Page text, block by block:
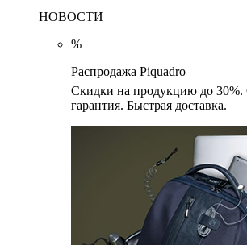
НОВОСТИ
%
Распродажа Piquadro
Скидки на продукцию до
гарантия. Быстрая доставка.